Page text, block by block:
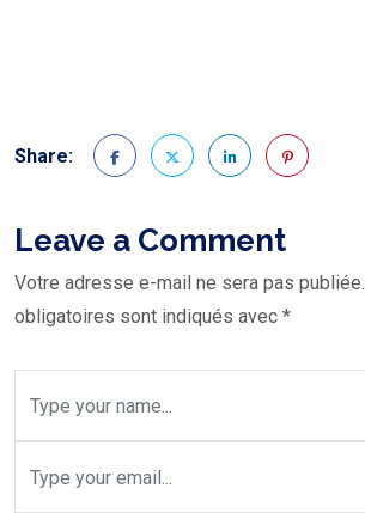
Share:
Leave a Comment
Votre adresse e-mail ne sera pas publiée.
obligatoires sont indiqués avec *